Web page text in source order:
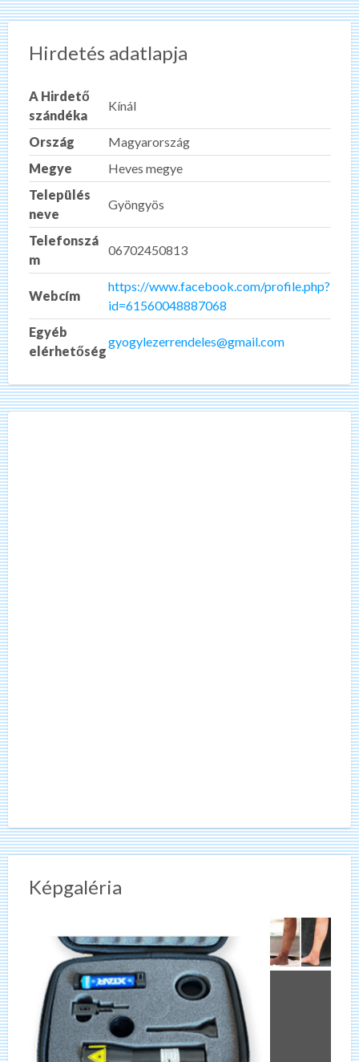
Hirdetés adatlapja
A Hirdető
szándéka
Kínál
Ország
Magyarország
Megye
Heves megye
Település
neve
Gyöngyös
Telefonszá
m
06702450813
Webcím
https://www.facebook.com/profile.php?
id=61560048887068
Egyéb
elérhetőség
gyogylezerrendeles@gmail.com
Képgaléria